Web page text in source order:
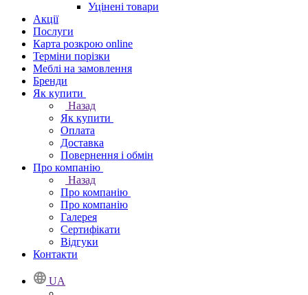
Уцінені товари
Акції
Послуги
Карта розкрою online
Терміни порізки
Меблі на замовлення
Бренди
Як купити
Назад
Як купити
Оплата
Доставка
Повернення і обмін
Про компанію
Назад
Про компанію
Про компанію
Галерея
Сертифікати
Відгуки
Контакти
UA